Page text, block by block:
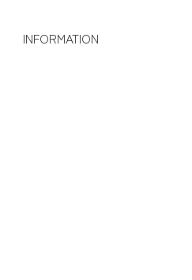
INFORMATION